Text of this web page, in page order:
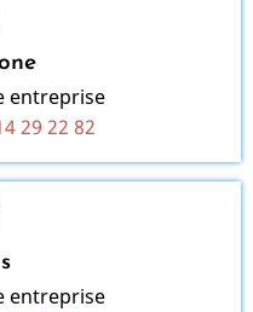
entreprise
29 22 82
entreprise